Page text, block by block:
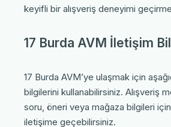
keyifli bir alışveriş deneyimi
17 Burda AVM İletişim
17 Burda AVM’ye ulaşmak için
bilgilerini kullanabilirsiniz. Alışveriş
soru, öneri veya mağaza bilgileri
iletişime geçebilirsiniz.